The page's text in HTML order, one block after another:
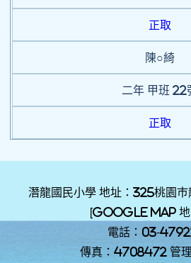
正取
陳○綺
二年 甲班 22
正取
潛龍國民小學 地址：325桃園
[Google Map 地
電話：03-
傳真：4708472 管理